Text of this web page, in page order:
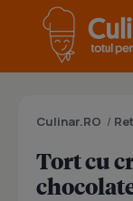
Culinar.RO /
Tort cu